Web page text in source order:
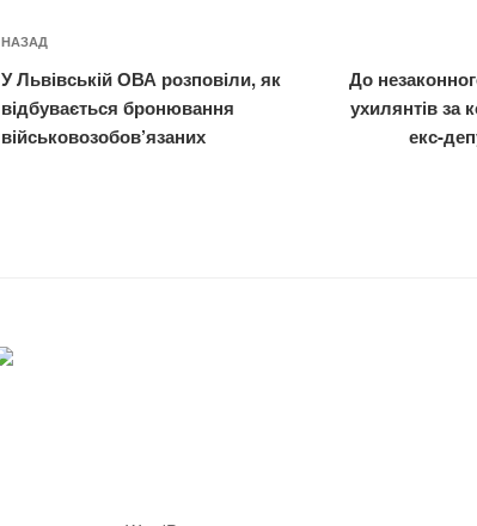
Навігація
записів
Попередній
запис:
НАЗАД
У Львівській ОВА розповіли, як
відбувається бронювання
військовозобов’язаних
До
ухилянтів за
екс-